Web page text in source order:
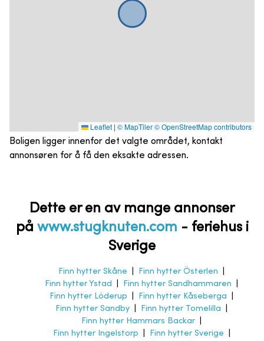
Leaflet | © MapTiler© OpenStreetMap contributors
Boligen ligger innenfor det valgte området, kontakt
annonsøren for å få den eksakte adressen.
Dette er en av mange annonser
på www.stugknuten.com - feriehus i
Sverige
Finn hytter Skåne Finn hytter Österlen
Finn hytter Ystad
Finn hytter Sandhammaren
Finn hytter Löderup
Finn hytter Kåseberga
Finn hytter Sandby
Finn hytter Tomelilla
Finn hytter Hammars Backar
Finn hytter Ingelstorp
Finn hytter Sverige